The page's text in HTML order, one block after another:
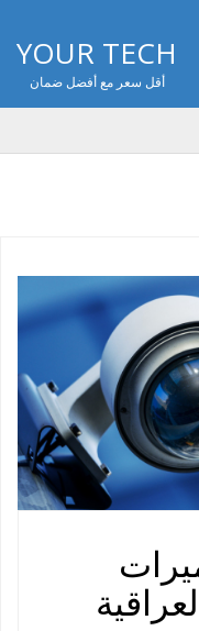
YOUR TECH
أقل سعر مع أفضل ضمان